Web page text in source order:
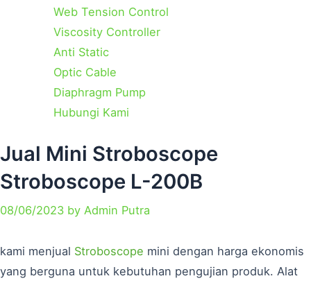
Web Tension Control
Viscosity Controller
Anti Static
Optic Cable
Diaphragm Pump
Hubungi Kami
Jual Mini Stroboscope
Stroboscope L-200B
08/06/2023 by Admin Putra
kami menjual Stroboscope mini dengan harga ekonomis
yang berguna untuk kebutuhan pengujian produk. Alat